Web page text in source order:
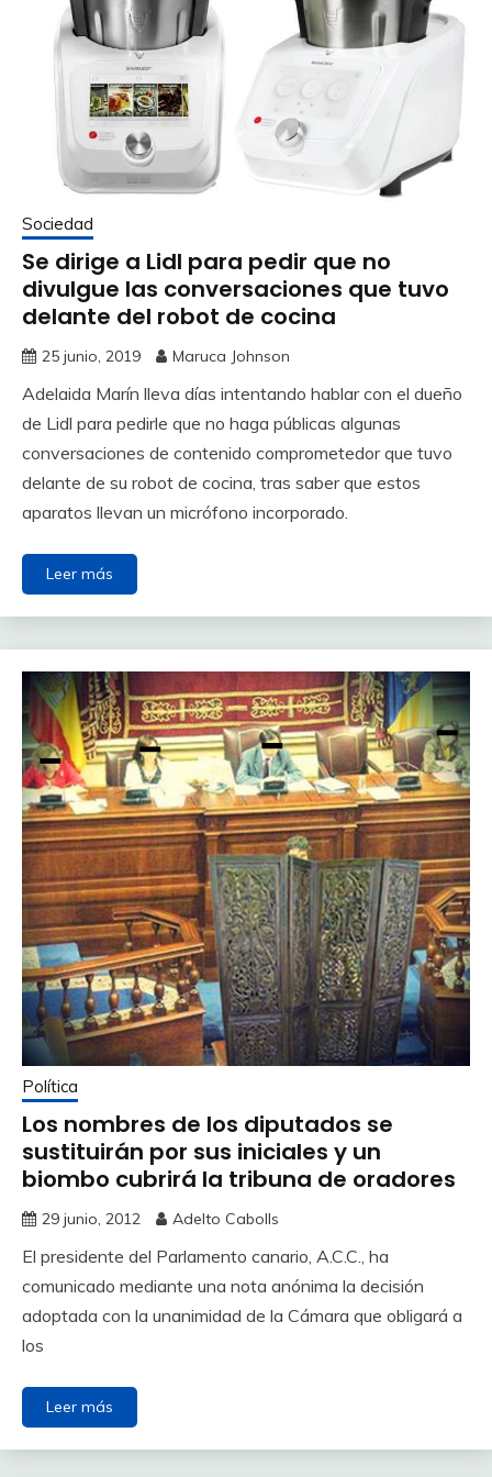
Sociedad
Se dirige a Lidl para pedir que no
divulgue las conversaciones que tuvo
delante del robot de cocina
25 junio, 2019 Maruca Johnson
Adelaida Marín lleva días intentando hablar con el dueño
de Lidl para pedirle que no haga públicas algunas
conversaciones de contenido comprometedor que tuvo
delante de su robot de cocina, tras saber que estos
aparatos llevan un micrófono incorporado.
Leer más
Política
Los nombres de los diputados se
sustituirán por sus iniciales y un
biombo cubrirá la tribuna de oradores
29 junio, 2012 Adelto Cabolls
El presidente del Parlamento canario, A.C.C., ha
comunicado mediante una nota anónima la decisión
adoptada con la unanimidad de la Cámara que obligará a
los
Leer más